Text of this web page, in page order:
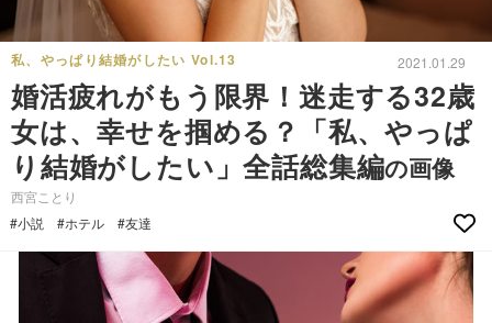
私、やっぱり結婚がしたい Vol.13 2021.01.29
婚活疲れがもう限界！迷走する32歳
女は、幸せを掴める？「私、やっぱ
り結婚がしたい」全話総集編の画像
西宮ことり
#小説
#ホテル #友達